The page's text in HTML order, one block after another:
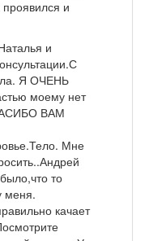
и
и
Я ОЧЕНЬ
моему нет
ВАМ
Мне
то
меня.
качает